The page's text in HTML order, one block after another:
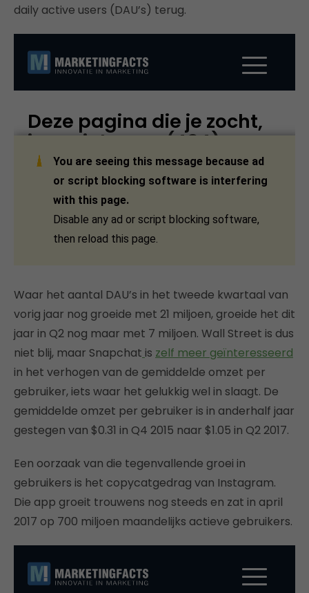
daily active users (DAU’s) terug.
Waar het aantal DAU’s in het tweede kwartaal van
vorig jaar nog groeide met 21 miljoen, groeide het dit
jaar in Q2 nog maar met 7 miljoen. Wall Street is dus
niet blij, maar Snapchat is zelf meer geïnteresseerd
in het verhogen van de gemiddelde omzet per
gebruiker, iets waar het gelukkig wel in slaagt. De
gemiddelde omzet per gebruiker is in anderhalf jaar
gestegen van $0.31 in Q4 2015 naar $1.05 in Q2 2017.
Een oorzaak van die tegenvallende groei in
gebruikers is het copycatgedrag van Instagram.
Die app groeit trouwens nog steeds en zat in april
2017 op 700 miljoen maandelijks actieve gebruikers.